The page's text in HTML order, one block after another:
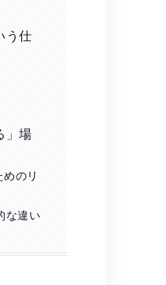
う仕
」場
のリ
な違い